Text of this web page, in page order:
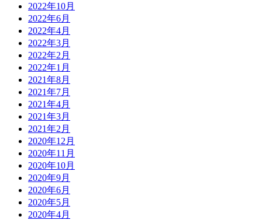
2022年10月
2022年6月
2022年4月
2022年3月
2022年2月
2022年1月
2021年8月
2021年7月
2021年4月
2021年3月
2021年2月
2020年12月
2020年11月
2020年10月
2020年9月
2020年6月
2020年5月
2020年4月